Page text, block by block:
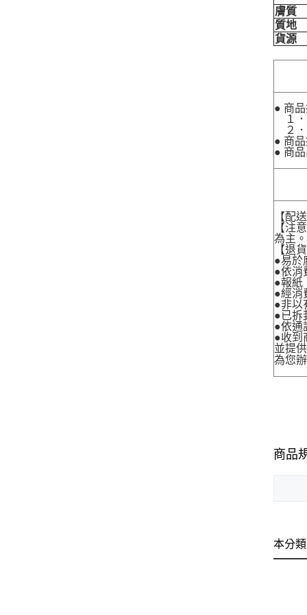
膚質
質地
貨源
● 商
１．
２．
● 商
● 商
【配
【注
為主。
【退
●易於
●依消
●報紙
●經消
●非以
●已拆
●依通
●收到
並提
為您
商品
本分